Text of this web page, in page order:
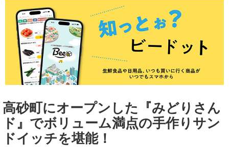
高砂町にオープンした『みどりさん
ド』でボリューム満点の手作りサン
ドイッチを堪能！